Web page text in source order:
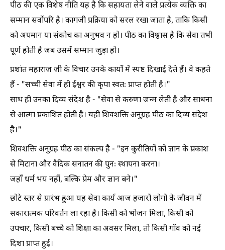
पीठ की एक विशेष नीति यह है कि सहायता लेने वाले प्रत्येक व्यक्ति का
सम्मान सर्वोपरि है। कागजी प्रक्रिया को सरल रखा जाता है, ताकि किसी
को अपमान या संकोच का अनुभव न हो। पीठ का विश्वास है कि सेवा तभी
पूर्ण होती है जब उसमें सम्मान जुड़ा हो।
प्रशांत महाराज जी के विचार उनके कार्यों में स्पष्ट दिखाई देते हैं। वे कहते
हैं - "सच्ची सेवा में ही ईश्वर की कृपा स्वतः प्राप्त होती है।"
साथ ही उनका दिव्य संदेश है - "सेवा से करुणा जन्म लेती है और साधना
से आत्मा प्रकाशित होती है। यही शिवशक्ति अनुग्रह पीठ का दिव्य संदेश
है।"
शिवशक्ति अनुग्रह पीठ का संकल्प है - "इन कुरीतियों को ज्ञान के प्रकाश
से मिटाना और वैदिक सनातन की पुनः स्थापना करना।
जहाँ धर्म भय नहीं, बल्कि प्रेम और ज्ञान बने।"
छोटे स्तर से प्रारंभ हुआ यह सेवा कार्य आज हजारों लोगों के जीवन में
सकारात्मक परिवर्तन ला रहा है। किसी को भोजन मिला, किसी को
उपचार, किसी बच्चे को शिक्षा का अवसर मिला, तो किसी गाँव को नई
दिशा प्राप्त हुई।